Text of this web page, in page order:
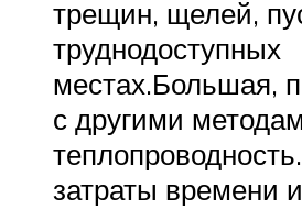
трещин, щелей,
труднодоступных
местах.Большая,
с другими
затраты времени